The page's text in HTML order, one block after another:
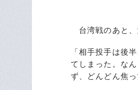
台湾戦のあと、
「相手投手は後
てしまった。な
ず、どんどん焦